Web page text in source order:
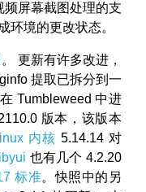
屏幕截图处理的支
环境的更改状态。
。 更新有许多改进，
提取已拆分到一
Tumbleweed 中进
版本，该版本
内核 5.14.14 对
libyui 也有几个 4.2.20
标准。快照中的另